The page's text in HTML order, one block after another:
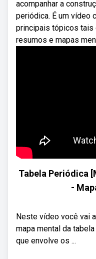
acompanhar a
periódica. É um vídeo
principais tópicos tais
resumos e mapas
Tabela Periódica
-
Neste vídeo você vai
mapa mental da
que envolve os ...